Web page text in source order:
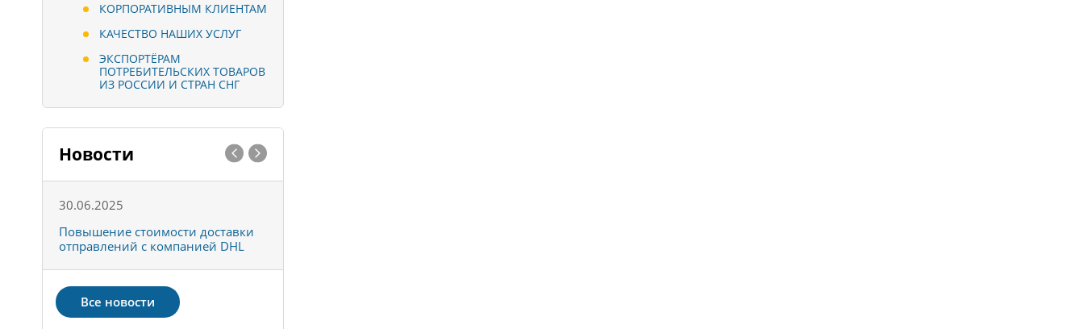
КОРПОРАТИВНЫМ КЛИЕНТАМ
КАЧЕСТВО НАШИХ УСЛУГ
ЭКСПОРТЁРАМ
ПОТРЕБИТЕЛЬСКИХ ТОВАРОВ
ИЗ РОССИИ И СТРАН СНГ
Новости
30.06.2025
Повышение стоимости доставки
отправлений с компанией DHL
Все новости